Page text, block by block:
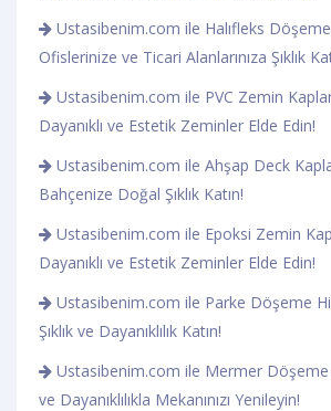
Ustasibenim.com ile Halıfleks
Ofislerinize ve Ticari Alanlarınıza Şıklık
Ustasibenim.com ile PVC Zemin
Dayanıklı ve Estetik Zeminler Elde Edin!
Ustasibenim.com ile Ahşap Deck
Bahçenize Doğal Şıklık Katın!
Ustasibenim.com ile Epoksi Zemin
Dayanıklı ve Estetik Zeminler Elde Edin!
Ustasibenim.com ile Parke Döşeme
Şıklık ve Dayanıklılık Katın!
Ustasibenim.com ile Mermer
ve Dayanıklılıkla Mekanınızı Yenileyin!